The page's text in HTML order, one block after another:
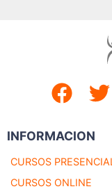
INFORMACION
CURSOS
CURSOS ONLINE